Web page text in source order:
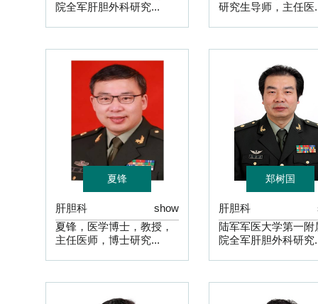
院全军肝胆外科研究...
研究生导师，主任医
夏锋
肝胆科
show
夏锋，医学博士，教授，
主任医师，博士研究...
郑树国
肝胆科
陆军军医大学第一附
院全军肝胆外科研究